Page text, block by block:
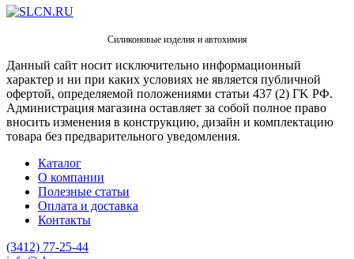
Силиконовые изделия и автохимия
Данный сайт носит исключительно информационный
характер и ни при каких условиях не является публичной
офертой, определяемой положениями статьи 437 (2) ГK РФ.
Администрация магазина оставляет за собой полное право
вносить изменения в конструкцию, дизайн и комплектацию
товара без предварительного уведомления.
Каталог
О компании
Полезные статьи
Оплата и доставка
Контакты
(3412) 77-25-44